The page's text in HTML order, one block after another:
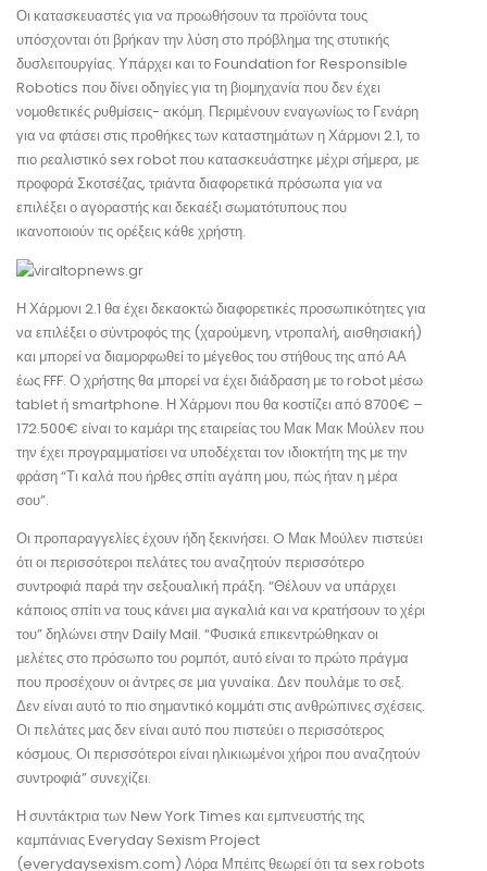
Οι κατασκευαστές για να προωθήσουν τα προϊόντα τους
υπόσχονται ότι βρήκαν την λύση στο πρόβλημα της στυτικής
δυσλειτουργίας. Υπάρχει και το Foundation for Responsible
Robotics που δίνει οδηγίες για τη βιομηχανία που δεν έχει
νομοθετικές ρυθμίσεις- ακόμη. Περιμένουν εναγωνίως το Γενάρη
για να φτάσει στις προθήκες των καταστημάτων η Χάρμονι 2.1, το
πιο ρεαλιστικό sex robot που κατασκευάστηκε μέχρι σήμερα, με
προφορά Σκοτσέζας, τριάντα διαφορετικά πρόσωπα για να
επιλέξει ο αγοραστής και δεκαέξι σωματότυπους που
ικανοποιούν τις ορέξεις κάθε χρήστη.
Η Χάρμονι 2.1 θα έχει δεκαοκτώ διαφορετικές προσωπικότητες για
να επιλέξει ο σύντροφός της (χαρούμενη, ντροπαλή, αισθησιακή)
και μπορεί να διαμορφωθεί το μέγεθος του στήθους της από ΑΑ
έως FFF. Ο χρήστης θα μπορεί να έχει διάδραση με το robot μέσω
tablet ή smartphone. Η Χάρμονι που θα κοστίζει από 8700€ –
172.500€ είναι το καμάρι της εταιρείας του Μακ Μακ Μούλεν που
την έχει προγραμματίσει να υποδέχεται τον ιδιοκτήτη της με την
φράση “Τι καλά που ήρθες σπίτι αγάπη μου, πώς ήταν η μέρα
σου”.
Οι προπαραγγελίες έχουν ήδη ξεκινήσει. O Μακ Μούλεν πιστεύει
ότι οι περισσότεροι πελάτες του αναζητούν περισσότερο
συντροφιά παρά την σεξουαλική πράξη. “Θέλουν να υπάρχει
κάποιος σπίτι να τους κάνει μια αγκαλιά και να κρατήσουν το χέρι
του” δηλώνει στην Daily Mail. “Φυσικά επικεντρώθηκαν οι
μελέτες στο πρόσωπο του ρομπότ, αυτό είναι το πρώτο πράγμα
που προσέχουν οι άντρες σε μια γυναίκα. Δεν πουλάμε το σεξ.
Δεν είναι αυτό το πιο σημαντικό κομμάτι στις ανθρώπινες σχέσεις.
Οι πελάτες μας δεν είναι αυτό που πιστεύει ο περισσότερος
κόσμους. Οι περισσότεροι είναι ηλικιωμένοι χήροι που αναζητούν
συντροφιά” συνεχίζει.
Η συντάκτρια των New York Times και εμπνευστής της
καμπάνιας Everyday Sexism Project
(everydaysexism.com) Λόρα Μπέιτς θεωρεί ότι τα sex robots